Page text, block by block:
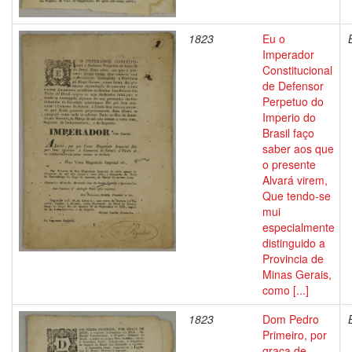
1823
Eu o
Imperador
Constitucional
de Defensor
Perpetuo do
Imperio do
Brasil faço
saber aos que
o presente
Alvará virem,
Que tendo-se
mui
especialmente
distinguido a
Provincia de
Minas Gerais,
como [...]
1823
Dom Pedro
Primeiro, por